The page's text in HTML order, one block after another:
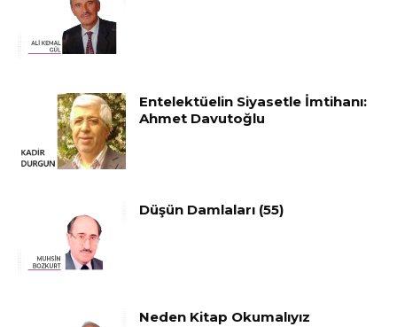
Entelektüelin Siyasetle İmtihanı:
Ahmet Davutoğlu
Düşün Damlaları (55)
Neden Kitap Okumalıyız